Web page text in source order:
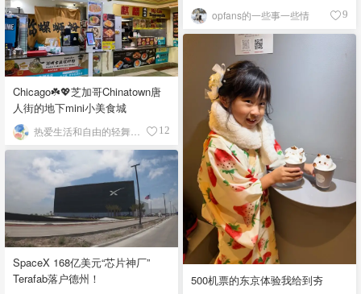
opfans的一些事一些情 9
Chicago☘️💖芝加哥Chinatown唐
人街的地下mini小美食城
12
500机票的东京体验我给到夯
SpaceX 168亿美元“芯片神厂”
Terafab落户德州！